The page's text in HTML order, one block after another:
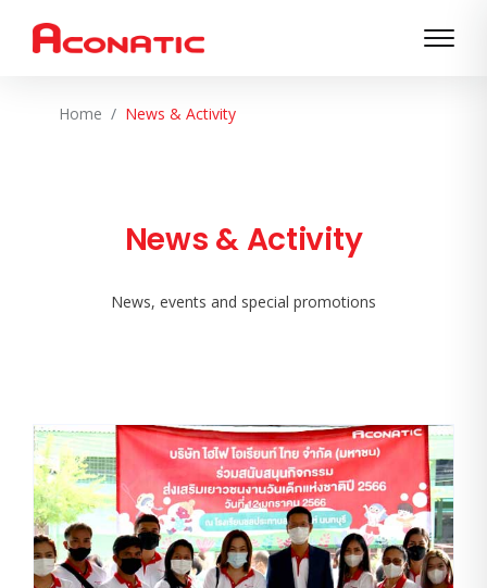
Home News & Activity
News & Activity
News, events and special promotions